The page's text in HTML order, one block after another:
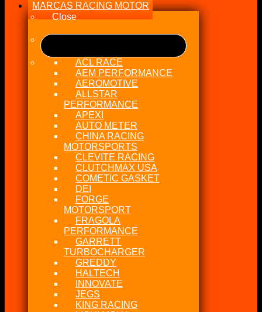
MARCAS RACING MOTOR
Close
ACL RACE
AEM PERFORMANCE
AEROMOTIVE
ALLSTAR
PERFORMANCE
APEXI
AUTO METER
CHINA RACING
MOTORSPORTS
CLEVITE RACING
CLUTCHMAX USA
COMETIC GASKET
DEI
FORGE
MOTORSPORT
FRAGOLA
PERFORMANCE
GARRETT
TURBOCHARGER
GREDDY
HALTECH
INNOVATE
JEGS
KING RACING